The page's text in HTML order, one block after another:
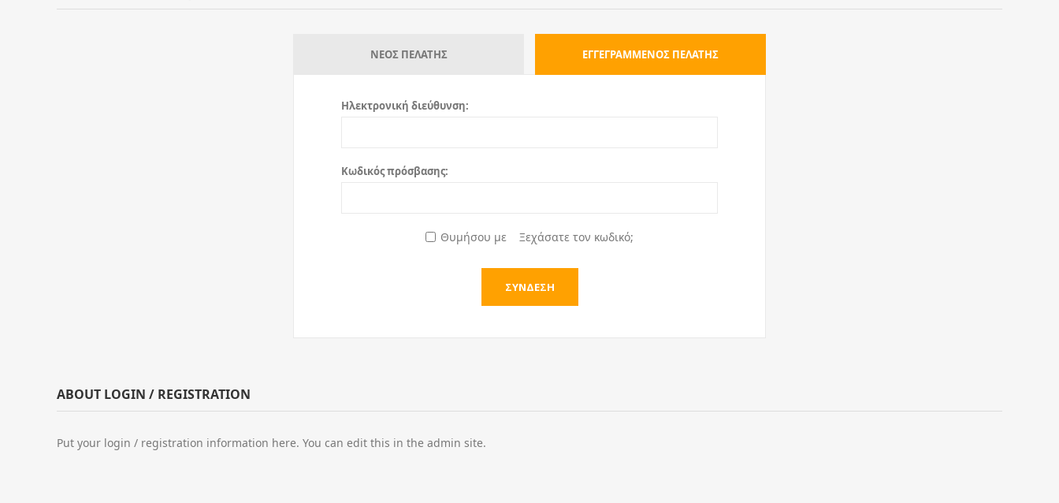
ΝΈΟΣ ΠΕΛΆΤΗΣ ΕΓΓΕΓΡΑΜΜΈΝΟΣ ΠΕΛΆΤΗΣ
Ηλεκτρονική διεύθυνση:
Κωδικός πρόσβασης:
Θυμήσου με Ξεχάσατε τον κωδικό;
ABOUT LOGIN / REGISTRATION
Put your login / registration information here. You can edit this in the admin site.